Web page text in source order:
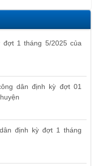
1 tháng 5/2025 của
dân định kỳ đợt 01
định kỳ đợt 1 tháng